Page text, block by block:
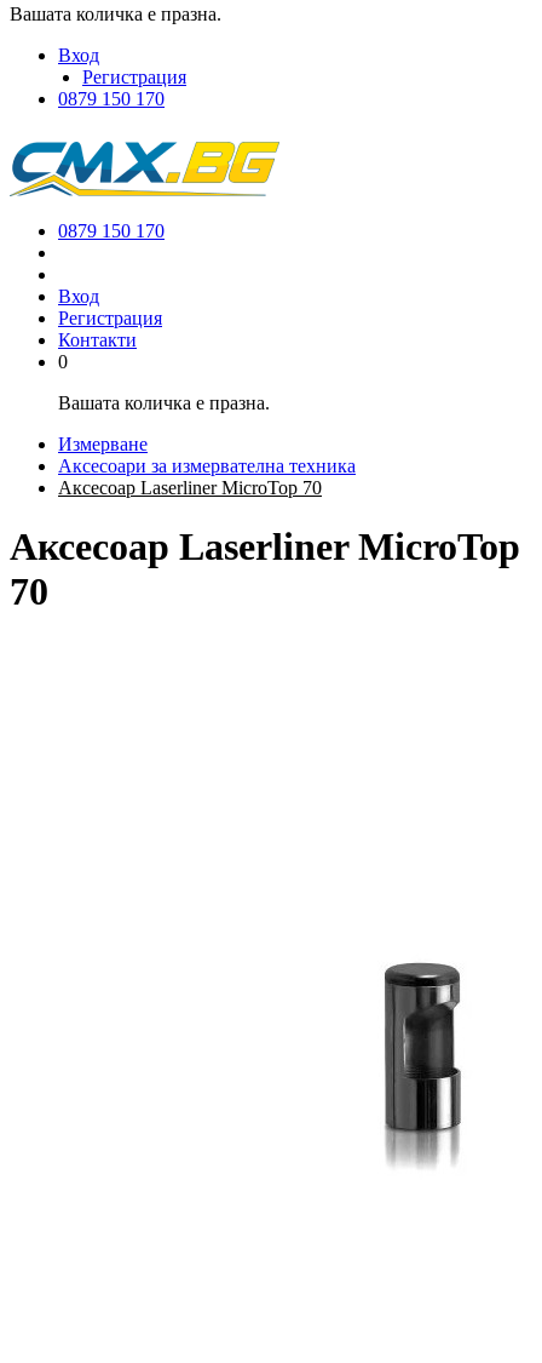
Вашата количка е празна.
Вход
Регистрация
0879 150 170
0879 150 170
Вход
Регистрация
Контакти
0
Вашата количка е празна.
Измерване
Аксесоари за измервателна техника
Аксесоар Laserliner MicroTop 70
Аксесоар Laserliner MicroTop
70